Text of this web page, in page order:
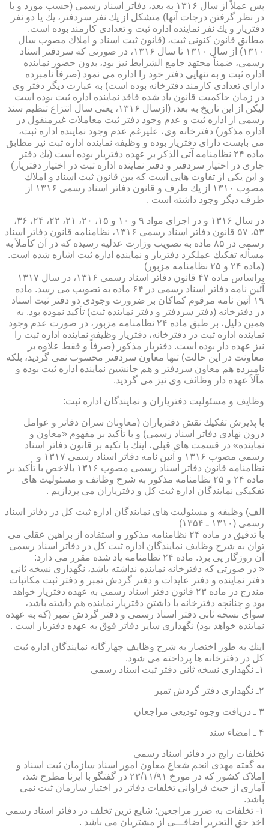
پس عملاً از سال ۱۳۱۶ به بعد، دفاتر اسناد رسمی (حسب مورد و با
در نظر گرفتن درجات آنها) متشكل از یك نفر سردفتر، یك یا دو نفر
دفتریار و یك نفر نماینده اداره ثبت و تعدادی كارمند بوده است.
مطابق قانون كنونی ثبت، (قانون ثبت اسناد و املاك مصوب سال
۱۳۱۰) از سال ۱۳۱۰ تا سال ۱۳۱۶، در صورتی كه سردفتر اسناد
رسمی، ضمناً مجتهد جامع الشرایط نیز بود، بدون حضور نماینده
اداره ثبت و به تنهایی دفتر خود را اداره می نمود (صرفاً نامبرده
دارای تعدادی كارمند دفترخانه بوده است) به عبارت دیگر دفتر وی
در زمان حاكمیت قانون یاد شده فاقد نماینده اداره ثبت بوده است
لیكن از این تاریخ به بعد، (ازسال ۱۳۱۶، یعنی سال انتزاع تنظیم سند
رسمی از اداره ثبت و عدم وجود دفتر ثبت معاملات غیرمنقول در
اداره مذكور) دفترخانه وی، علیرغم عدم وجود نماینده اداره ثبت،
می بایست دارای دفتریار بوده و وظیفه نماینده اداره ثبت نیز مطابق
ماده ۲۴ نظامنامه آتی الذكر بر عهده دفتریار بوده است (یك دفتر
جاری در اختیار سردفتر و دفتر نماینده اداره ثبت در اختیار دفتریار)
و این یكی از تفاوت هایی است كه بین قانون ثبت اسناد و املاك
مصوب ۱۳۱۰ از یك طرف و قانون دفاتر اسناد رسمی ۱۳۱۶ از
طرف دیگر وجود داشته است .
در سال ۱۳۱۶ و در اجرای مواد ۹ و ۱۰ و ۱۵، ۲۰، ۲۱، ۲۲، ۲۴، ۳۶،
۵۳، ۵۷ قانون دفاتر اسناد رسمی ۱۳۱۶، نظامنامه قانون دفاتر اسناد
رسمی در ۸۵ ماده به تصویب وزارت عدلیه رسیده كه در آن كاملاً به
مسأله تفكیك عملكرد دفتریار و نماینده اداره ثبت اشاره شده است.
(ماده ۲۴ و ۲۵ نظامنامه مزبور)
براساس ماده ۴۷ قانون دفاتر اسناد رسمی ۱۳۱۶، در سال ۱۳۱۷
آئین نامه دفاتر اسناد رسمی در ۶۴ ماده به تصویب می رسد. ماده
۱۹ آئین نامه مرقوم كماكان بر ضرورت وجودی دو دفتر ثبت اسناد
در دفترخانه (دفتر سردفتر و دفتر نماینده ثبت) تأكید نموده بود. به
همین دلیل، بر طبق ماده ۲۴ نظامنامه مزبور، در صورت عدم وجود
نماینده اداره ثبت در دفترخانه، دفتریار وظیفه نماینده اداره ثبت را
نیز عهده دار بوده است. دفتریار مذكور (صرفاً و فقط علاوه بر
معاونت در این حالت) تنها معاون سردفتر محسوب نمی گردید، بلكه
نامبرده هم معاون سردفتر و هم جانشین نماینده اداره ثبت بوده و
مآلاً عهده دار وظائف وی نیز می گردید.
وظایف و مسئولیت دفتریاران و نمایندگان اداره ثبت:
با پذیرش تفكیك نقش دفتریاران (معاونان سران دفاتر و عوامل
درون نهادی دفاتر اسناد رسمی) و با تأكید بر مفهوم «معاون و
نماینده» در قسمت های قبلی، اینك با تكیه بر قانون دفاتر اسناد
رسمی مصوب ۱۳۱۶ و آئین نامه دفاتر اسناد رسمی ۱۳۱۷ و
نظامنامه قانون دفاتر اسناد رسمی مصوب ۱۳۱۶ بالاخص با تأكید بر
ماده ۲۴ و ۲۵ نظامنامه مذكور به شرح وظائف و مسئولیت های
تفكیكی نمایندگان اداره ثبت كل و دفتریاران می پردازیم .
الف) وظیفه و مسئولیت های نمایندگان اداره ثبت كل در دفاتر اسناد
رسمی (۱۳۱۰ ـ ۱۳۵۴)
با تدقیق در ماده ۲۴ نظامنامه مذكور و استفاده از براهین عقلی می
توان به شرح وظایف نمایندگان اداره ثبت كل در دفاتر اسناد رسمی
آن روزگار پی برد. ماده ۲۴ نظامنامه یاد شده مقرر می دارد:
« در صورتی كه دفترخانه نماینده نداشته باشد، نگهداری نسخه ثانی
دفتر نماینده و دفتر عایدات و دفتر گردش تمبر و دفتر ثبت مكاتبات
مندرج در ماده ۲۳ قانون دفتر اسناد رسمی به عهده دفتریار خواهد
بود و چنانچه دفترخانه با داشتن دفتریار نماینده هم داشته باشد،
سوای نسخه ثانی دفتر اسناد رسمی و دفتر گردش تمبر (كه به عهده
نماینده خواهد بود) نگهداری سایر دفاتر فوق به عهده دفتریار است .
اینك به طور اختصار به شرح وظایف چهارگانه نمایندگان اداره ثبت
كل در دفترخانه ها پرداخته می شود.
۱ـ نگهداری نسخه ثانی دفتر ثبت اسناد رسمی
۲ـ نگهداری دفتر گردش تمبر
۳ ـ دریافت وجوه تودیعی مراجعان
۴ ـ امضاء سند
تخلفات رایج در دفاتر اسناد رسمی
به گفته مهدی انجم شعاع معاون امور اسناد سازمان ثبت اسناد و
املاک کشور که در مورخ ۲۳/۱۱/۹۱ در گفتگو با ایرنا مطرح شد،
آماری از حیث فراوانی تخلفات دفاتر در اختیار سازمان ثبت نمی
باشد.
۱- تخلفات به ضرر مراجعین: شایع ترین تخلف در دفاتر اسناد رسمی
اخذ حق التحریر اضافـــی از مشتریان می باشد .